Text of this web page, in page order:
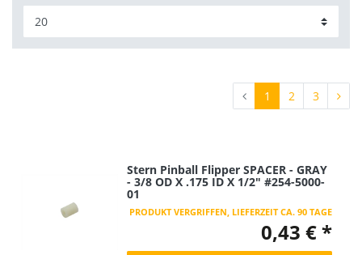
1 2 3
Stern Pinball Flipper SPACER - GRAY
- 3/8 OD X .175 ID X 1/2" #254-5000-
01
PRODUKT VERGRIFFEN, LIEFERZEIT CA. 90 TAGE
0,43 € *